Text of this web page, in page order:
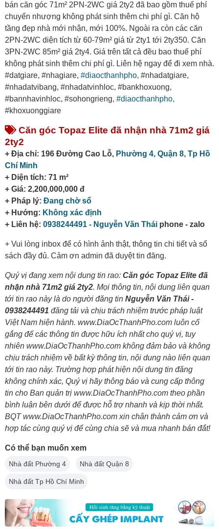
bán căn góc 71m² 2PN-2WC giá 2ty2 đã bao gồm thuế phí
chuyển nhượng không phát sinh thêm chi phí gì. Căn hộ
tầng đẹp nhà mới nhận, mới 100%. Ngoài ra còn các căn
2PN-2WC diện tích từ 60-79m² giá từ 2ty1 tới 2ty350. Căn
3PN-2WC 85m² giá 2ty4. Giá trên tất cả đều bao thuế phí
không phát sinh thêm chi phí gì. Liên hệ ngay để đi xem nhà.
#datgiare, #nhagiare, #diaocthanhpho, #nhadatgiare,
#nhadatvibang, #nhadatvinhloc, #bankhoxuong,
#bannhavinhloc, #sohongrieng, #diaocthanhpho,
#khoxuonggiare
Căn góc Topaz Elite đã nhận nhà 71m2 giá
2ty2
+ Địa chỉ: 196 Đường Cao Lỗ, Phường 4, Quận 8, Tp Hồ
Chí Minh
+ Diện tích: 71 m²
+ Giá: 2,200,000,000 đ
+ Pháp lý: Đang chờ sổ
+ Hướng: Không xác định
+ Liên hệ: 0938244491 - Nguyễn Văn Thái phone - zalo
+ Vui lòng inbox để có hình ảnh thật, thông tin chi tiết và sổ
sách đầy đủ. Cảm ơn admin đã duyệt tin đăng.
Quý vị đang xem nội dung tin rao: Căn góc Topaz Elite đã
nhận nhà 71m2 giá 2ty2. Mọi thông tin, nội dung liên quan
tới tin rao này là do người đăng tin Nguyễn Văn Thái -
0938244491 đăng tải và chịu trách nhiệm trước pháp luật
Việt Nam hiện hành. www.DiaOcThanhPho.com luôn cố
gắng để các thông tin được hữu ích nhất cho quý vị, tuy
nhiên www.DiaOcThanhPho.com không đảm bảo và không
chịu trách nhiệm về bất kỳ thông tin, nội dung nào liên quan
tới tin rao này. Trường hợp phát hiện nội dung tin đăng
không chính xác, Quý vị hãy thông báo và cung cấp thông
tin cho Ban quản trị www.DiaOcThanhPho.com theo phần
bình luận bên dưới để được hỗ trợ nhanh và kịp thời nhất.
BQT www.DiaOcThanhPho.com xin chân thành cảm ơn và
hợp tác cùng quý vị để cùng chia sẽ và mua nhanh bán đắt!
Có thể bạn muốn xem
Nhà đất Phường 4 Nhà đất Quận 8
Nhà đất Tp Hồ Chí Minh